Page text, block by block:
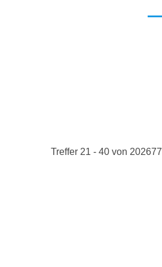
Treffer 21 - 40 von 202677